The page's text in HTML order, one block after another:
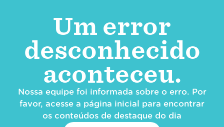
Um error
desconhecido
aconteceu.
Nossa equipe foi informada sobre o erro. Por
favor, acesse a página inicial para encontrar
os conteúdos de destaque do dia